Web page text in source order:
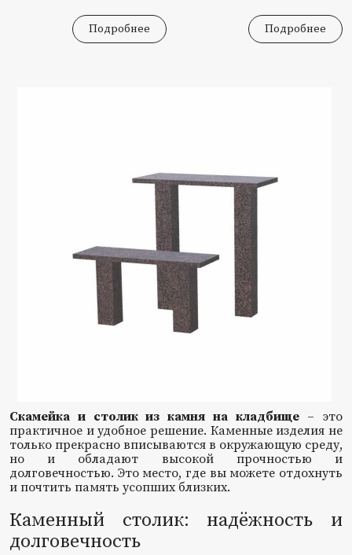
Подробнее Подробнее
Скамейка и столик из камня на кладбище– это
практичное и удобное решение. Каменные изделия не
только прекрасно вписываются в окружающую среду,
но и обладают высокой прочностью и
долговечностью. Это место, где вы можете отдохнуть
и почтить память усопших близких.
Каменный столик: надёжность и
долговечность